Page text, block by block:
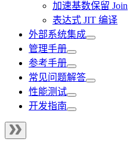
加速基数保留 Join
表达式 JIT 编译
外部系统集成
管理手册
参考手册
常见问题解答
性能测试
开发指南